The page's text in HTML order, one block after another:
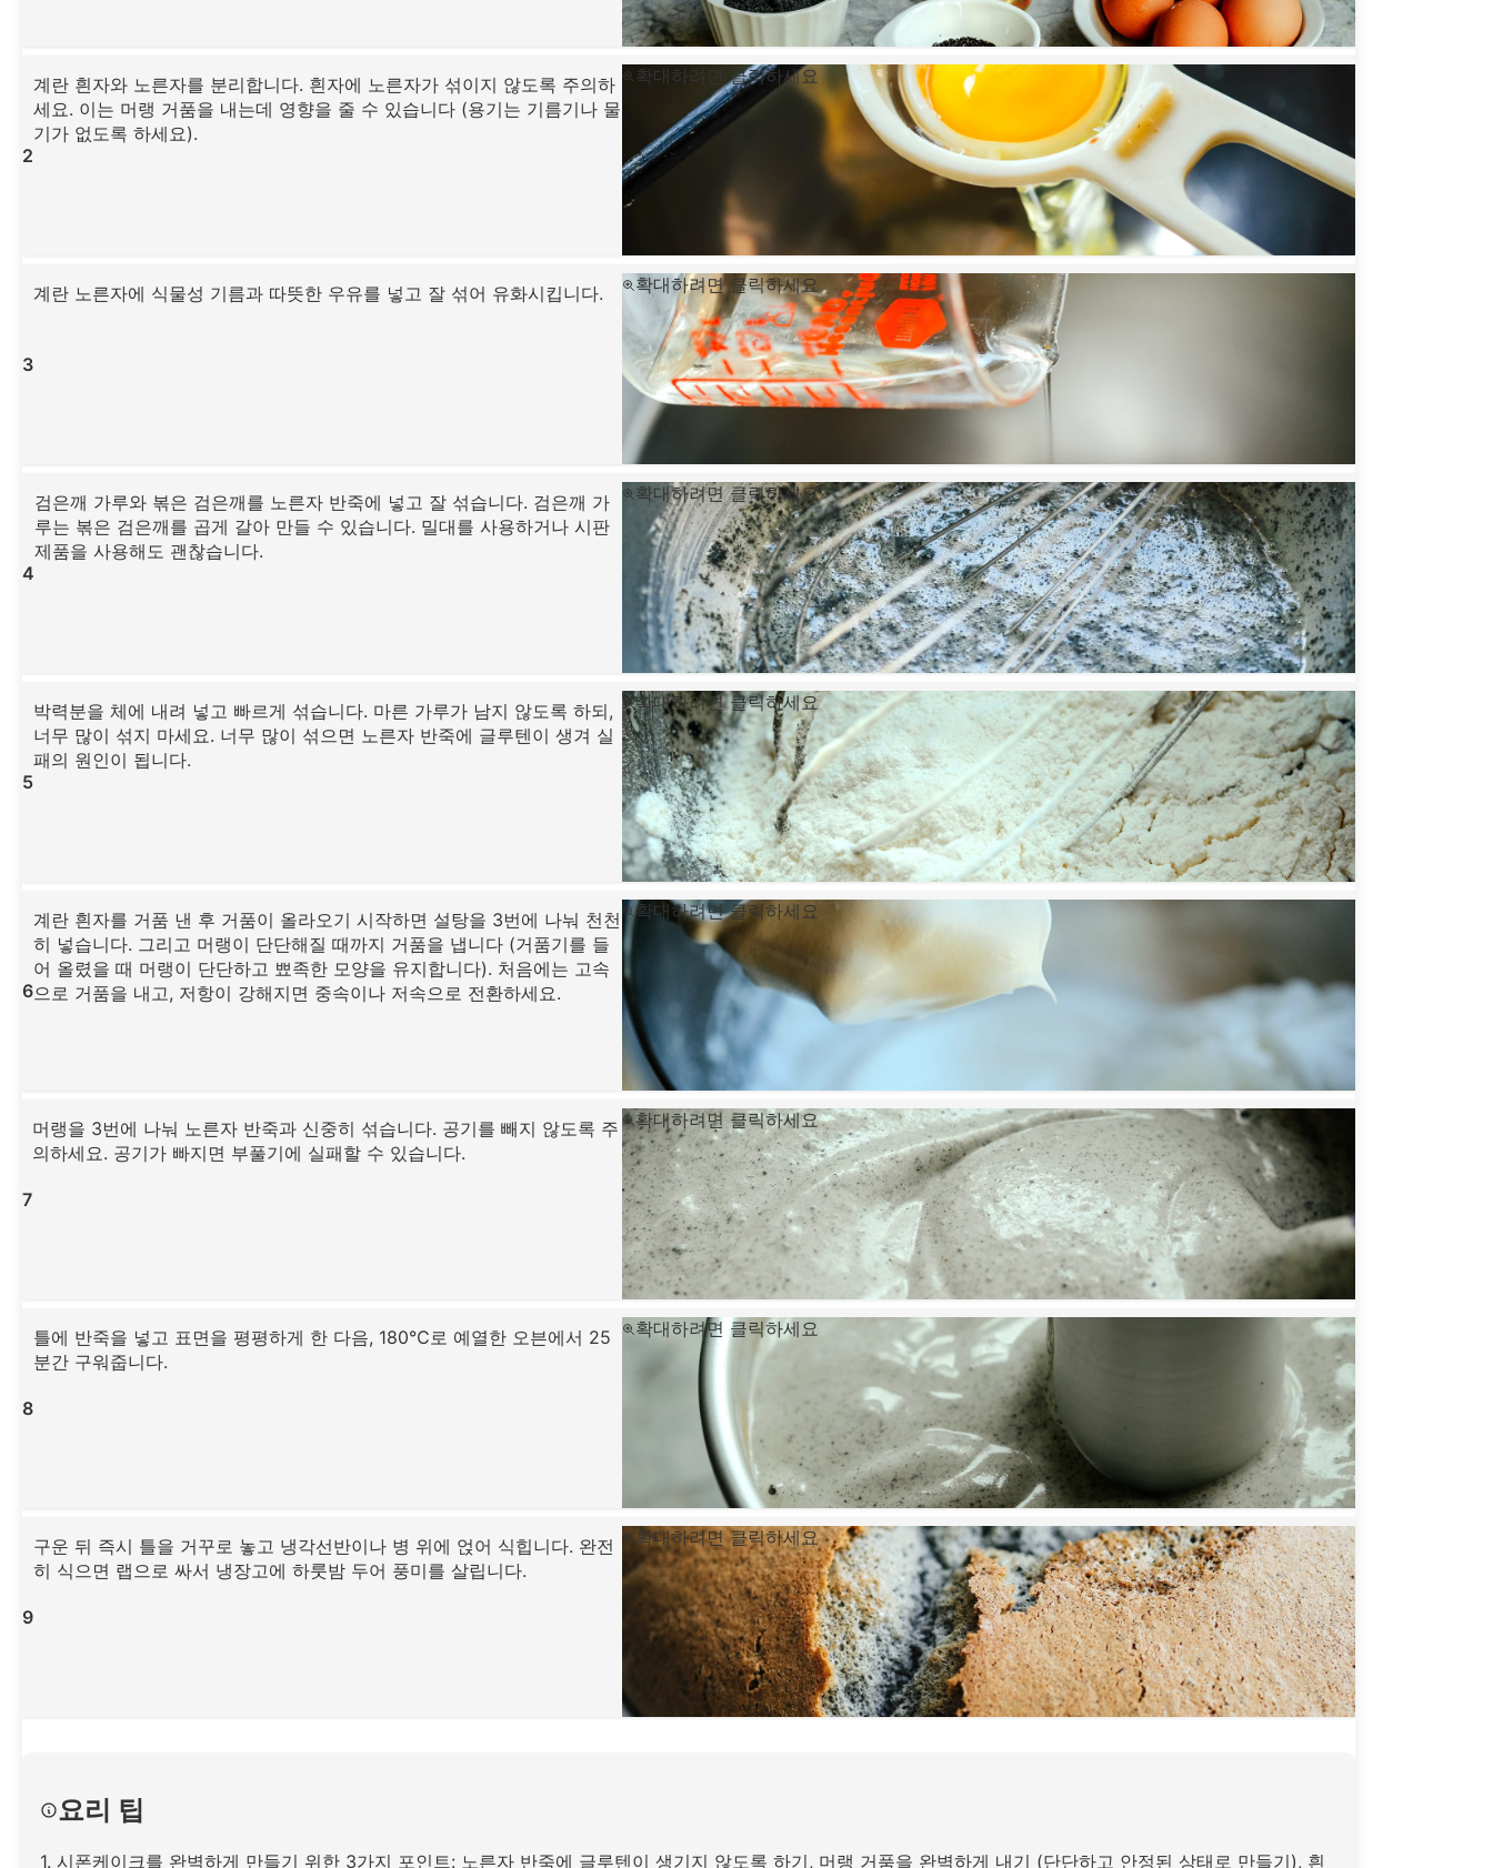
2
계란 흰자와 노른자를 분리합니다. 흰자에 노른자가 섞이지 않도록 주의하
세요. 이는 머랭 거품을 내는데 영향을 줄 수 있습니다 (용기는 기름기나 물
기가 없도록 하세요).
확대하려면 클릭하세요
3
계란 노른자에 식물성 기름과 따뜻한 우유를 넣고 잘 섞어 유화시킵니다. 확대하려면 클릭하세요
4
검은깨 가루와 볶은 검은깨를 노른자 반죽에 넣고 잘 섞습니다. 검은깨 가
루는 볶은 검은깨를 곱게 갈아 만들 수 있습니다. 밀대를 사용하거나 시판
제품을 사용해도 괜찮습니다.
확대하려면 클릭하세요
5
박력분을 체에 내려 넣고 빠르게 섞습니다. 마른 가루가 남지 않도록 하되,
너무 많이 섞지 마세요. 너무 많이 섞으면 노른자 반죽에 글루텐이 생겨 실
패의 원인이 됩니다.
확대하려면 클릭하세요
6
계란 흰자를 거품 낸 후 거품이 올라오기 시작하면 설탕을 3번에 나눠 천천
히 넣습니다. 그리고 머랭이 단단해질 때까지 거품을 냅니다 (거품기를 들
어 올렸을 때 머랭이 단단하고 뾰족한 모양을 유지합니다). 처음에는 고속
으로 거품을 내고, 저항이 강해지면 중속이나 저속으로 전환하세요.
확대하려면 클릭하세요
7
머랭을 3번에 나눠 노른자 반죽과 신중히 섞습니다. 공기를 빼지 않도록 주
의하세요. 공기가 빠지면 부풀기에 실패할 수 있습니다.
확대하려면 클릭하세요
8
틀에 반죽을 넣고 표면을 평평하게 한 다음, 180℃로 예열한 오븐에서 25
분간 구워줍니다.
확대하려면 클릭하세요
9
구운 뒤 즉시 틀을 거꾸로 놓고 냉각선반이나 병 위에 얹어 식힙니다. 완전
히 식으면 랩으로 싸서 냉장고에 하룻밤 두어 풍미를 살립니다.
확대하려면 클릭하세요
요리 팁
1. 시폰케이크를 완벽하게 만들기 위한 3가지 포인트: 노른자 반죽에 글루텐이 생기지 않도록 하기, 머랭 거품을 완벽하게 내기 (단단하고 안정된 상태로 만들기), 흰